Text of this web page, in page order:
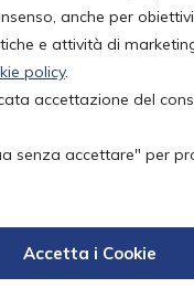
anche per
e attività di
policy.
accettazione del
senza accettare" per
Accetta i Cookie